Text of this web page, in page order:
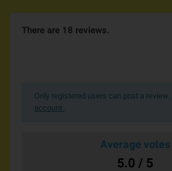
There are 18 reviews.
Only registered users can post a review.
account .
Average votes
5.0 / 5